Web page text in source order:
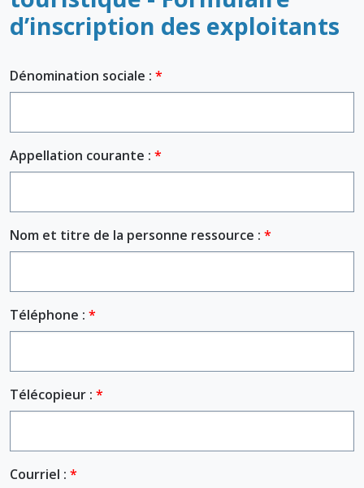
d’inscription des exploitants
Dénomination sociale :
Appellation courante :
Nom et titre de la personne ressource :
Téléphone :
Télécopieur :
Courriel :